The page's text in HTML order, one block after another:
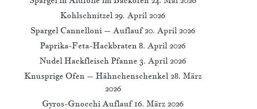
Kohlschnitzel 29. April 2026
Spargel Cannelloni – Auflauf 20. April 2026
Paprika-Feta-Hackbraten 8. April 2026
Nudel Hackfleisch Pfanne 3. April 2026
Knusprige Ofen – Hähnchenschenkel 28. März
2026
Gyros-Gnocchi Auflauf 16. März 2026